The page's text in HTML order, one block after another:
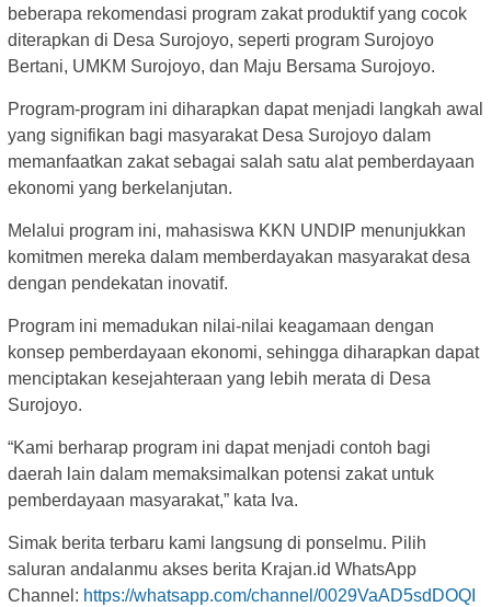
beberapa rekomendasi program zakat produktif yang cocok
diterapkan di Desa Surojoyo, seperti program Surojoyo
Bertani, UMKM Surojoyo, dan Maju Bersama Surojoyo.
Program-program ini diharapkan dapat menjadi langkah awal
yang signifikan bagi masyarakat Desa Surojoyo dalam
memanfaatkan zakat sebagai salah satu alat pemberdayaan
ekonomi yang berkelanjutan.
Melalui program ini, mahasiswa KKN UNDIP menunjukkan
komitmen mereka dalam memberdayakan masyarakat desa
dengan pendekatan inovatif.
Program ini memadukan nilai-nilai keagamaan dengan
konsep pemberdayaan ekonomi, sehingga diharapkan dapat
menciptakan kesejahteraan yang lebih merata di Desa
Surojoyo.
“Kami berharap program ini dapat menjadi contoh bagi
daerah lain dalam memaksimalkan potensi zakat untuk
pemberdayaan masyarakat,” kata Iva.
Simak berita terbaru kami langsung di ponselmu. Pilih
saluran andalanmu akses berita Krajan.id WhatsApp
Channel: https://whatsapp.com/channel/0029VaAD5sdDOQI